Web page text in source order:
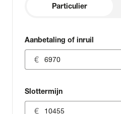
Particulier
Aanbetaling of inruil
Slottermijn